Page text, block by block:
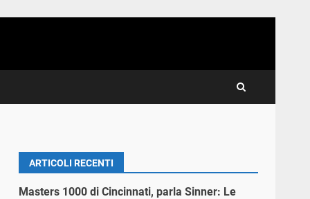
ARTICOLI RECENTI
Masters 1000 di Cincinnati, parla Sinner: Le